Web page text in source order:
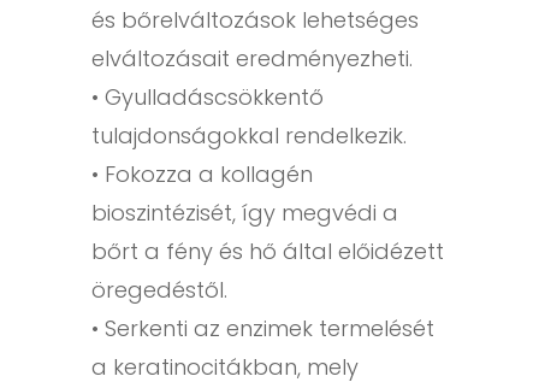
és bőrelváltozások lehetséges
elváltozásait eredményezheti.
• Gyulladáscsökkentő
tulajdonságokkal rendelkezik.
• Fokozza a kollagén
bioszintézisét, így megvédi a
bőrt a fény és hő által előidézett
öregedéstől.
• Serkenti az enzimek termelését
a keratinocitákban, mely